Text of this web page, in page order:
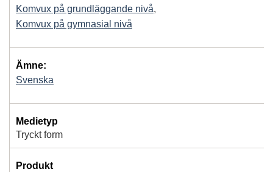
Komvux på grundläggande nivå,
Komvux på gymnasial nivå
Ämne:
Svenska
Medietyp
Tryckt form
Produkt